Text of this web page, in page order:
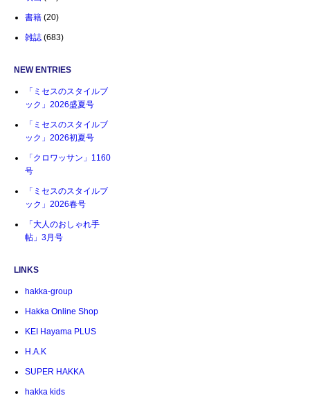
書籍 (20)
雑誌 (683)
NEW ENTRIES
「ミセスのスタイルブ
ック」2026盛夏号
「ミセスのスタイルブ
ック」2026初夏号
「クロワッサン」1160
号
「ミセスのスタイルブ
ック」2026春号
「大人のおしゃれ手
帖」3月号
LINKS
hakka-group
Hakka Online Shop
KEI Hayama PLUS
H.A.K
SUPER HAKKA
hakka kids